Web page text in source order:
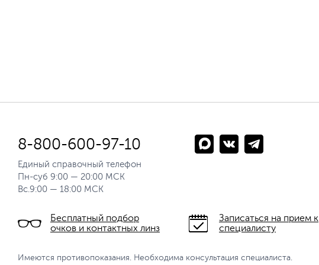
8-800-600-97-10
Единый справочный телефон
Пн-суб 9:00 — 20:00 МСК
Вс.9:00 — 18:00 МСК
Бесплатный подбор
очков и контактных линз
Записаться на прием к
специалисту
Имеются противопоказания. Необходима консультация специалиста.